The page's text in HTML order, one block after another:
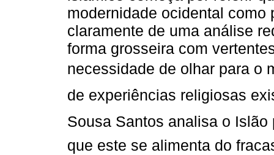
modernidade ocidental como
claramente de uma análise
forma grosseira com
necessidade de olhar para o
de experiências religiosas
Sousa Santos analisa o
que este se alimenta do